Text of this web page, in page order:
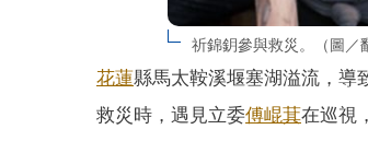
祈錦鈅參與救災。（圖／
花蓮縣馬太鞍溪堰塞湖溢流，導
救災時，遇見立委傅崐萁在巡視